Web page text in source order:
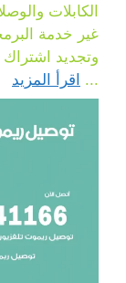
الكابلات
غير خدمة
وتجديد اشتراك
... اقرأ المزيد